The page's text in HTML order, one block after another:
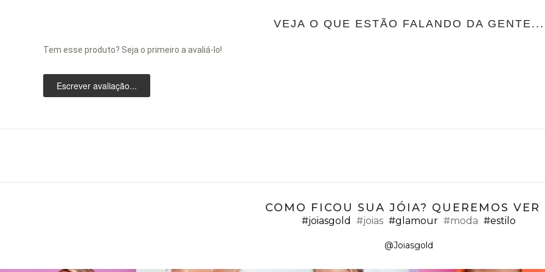
VEJA O QUE ESTÃO FALANDO DA GENTE...
Tem esse produto? Seja o primeiro a avaliá-lo!
Escrever avaliação...
COMO FICOU SUA JÓIA? QUEREMOS VER
#joiasgold #joias #glamour #moda #estilo
@Joiasgold